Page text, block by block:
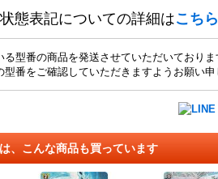
態表記についての詳細はこちら
型番の商品を発送させていただいており
番をご確認していただきますようお願い申
、こんな商品も買っています